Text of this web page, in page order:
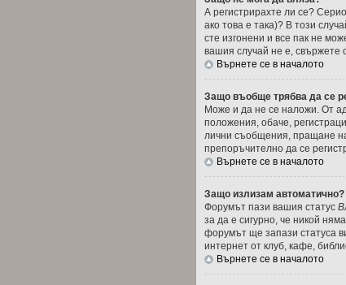
А регистрирахте ли се?
ако това е така)? В този
сте изгонени и все пак не
вашия случай не е, свържете
Върнете се в началото
Защо въобще трябва да се
Може и да не се наложи. От
положения, обаче,
лични съобщения, пращане
препоръчително да се
Върнете се в началото
Защо излизам автоматично?
Форумът пази вашия статус
за да е сигурно, че никой
форумът ще запази статуса
интернет от клуб, кафе,
Върнете се в началото